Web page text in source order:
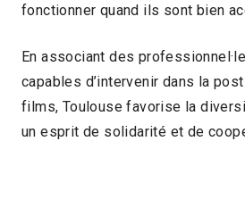
fonctionner quand ils sont bien
En associant des
capables d’intervenir dans la
films, Toulouse favorise la
un esprit de solidarité et de